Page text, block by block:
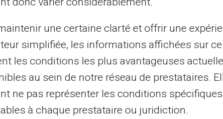
une certaine clarté et offrir une
simplifiée, les informations affichées sur
les conditions les plus avantageuses
au sein de notre réseau de prestataires.
ne pas représenter les conditions spécifiques
à chaque prestataire ou juridiction.